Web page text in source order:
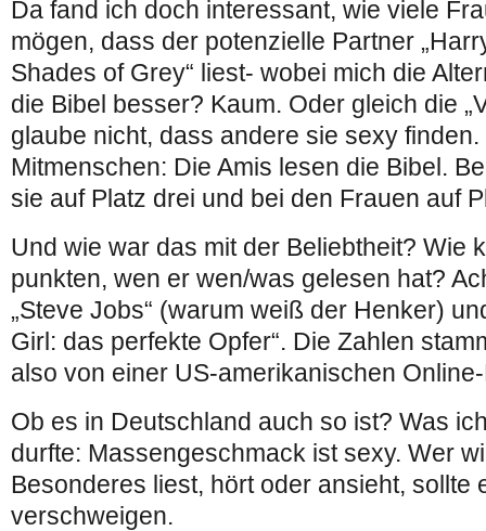
Da fand ich doch interessant, wie viele
mögen, dass der potenzielle Partner
Shades of Grey“ liest- wobei mich die
die Bibel besser? Kaum. Oder gleich die
glaube nicht, dass andere sie sexy finden.
Mitmenschen: Die Amis lesen die Bibel.
sie auf Platz drei und bei den Frauen auf
Und wie war das mit der Beliebtheit? Wie
punkten, wen er wen/was gelesen hat?
„Steve Jobs“ (warum weiß der Henker)
Girl: das perfekte Opfer“. Die Zahlen
also von einer US-amerikanischen
Ob es in Deutschland auch so ist? Was
durfte: Massengeschmack ist sexy. Wer
Besonderes liest, hört oder ansieht, sollte
verschweigen.